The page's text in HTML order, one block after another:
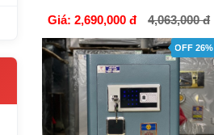
Giá: 2,690,000 đ 4,063,000 đ
GIỎ HÀNG
OFF 26%